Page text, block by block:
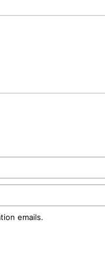
emails.